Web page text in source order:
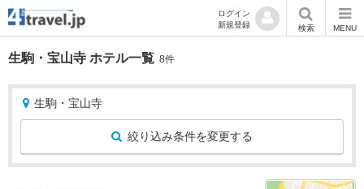
ログイン
新規登録
検索 MENU
生駒・宝山寺 ホテル一覧 8件
生駒・宝山寺
絞り込み条件を変更する